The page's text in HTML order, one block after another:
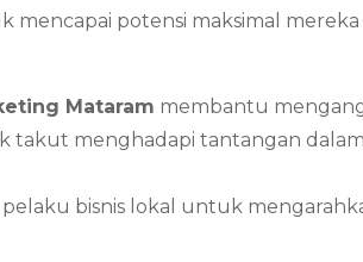
potensi maksimal mereka
Mataram membantu
takut menghadapi tantangan
bisnis lokal untuk